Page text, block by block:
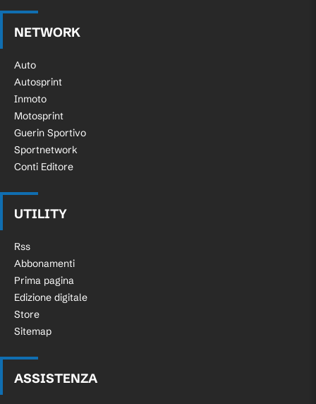
NETWORK
Auto
Autosprint
Inmoto
Motosprint
Guerin Sportivo
Sportnetwork
Conti Editore
UTILITY
Rss
Abbonamenti
Prima pagina
Edizione digitale
Store
Sitemap
ASSISTENZA